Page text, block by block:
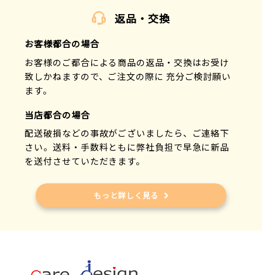
返品・交換
お客様都合の場合
お客様のご都合による商品の返品・交換はお受け
致しかねますので、ご注文の際に 充分ご検討願い
ます。
当店都合の場合
配送破損などの事故がございましたら、ご連絡下
さい。送料・手数料ともに弊社負担で早急に新品
を送付させていただきます。
もっと詳しく見る